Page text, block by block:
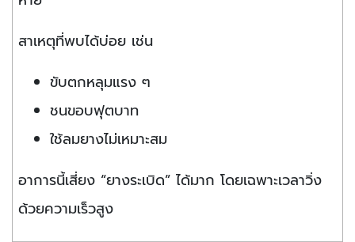
สาเหตุที่พบได้บ่อย เช่น
ขับตกหลุมแรง ๆ
ชนขอบฟุตบาท
ใช้ลมยางไม่เหมาะสม
อาการนี้เสี่ยง “ยางระเบิด” ได้มาก โดยเฉพาะเวลาวิ่ง
ด้วยความเร็วสูง